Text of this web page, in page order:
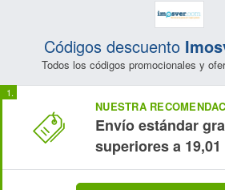
Códigos descuento
Todos los códigos promocionales y
NUESTRA
Envío estándar
superiores a